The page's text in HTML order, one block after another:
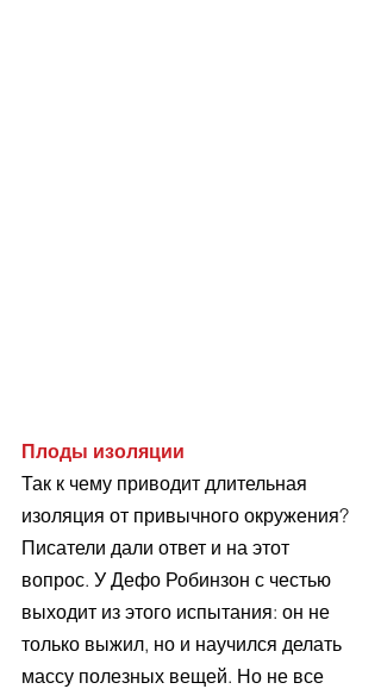
Плоды изоляции
Так к чему приводит длительная
изоляция от привычного окружения?
Писатели дали ответ и на этот
вопрос. У Дефо Робинзон с честью
выходит из этого испытания: он не
только выжил, но и научился делать
массу полезных вещей. Но не все